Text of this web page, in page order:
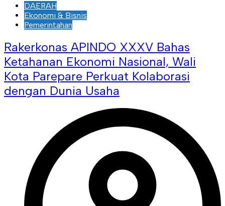
DAERAH
Ekonomi & Bisnis
Pemerintahan
Rakerkonas APINDO XXXV Bahas
Ketahanan Ekonomi Nasional, Wali
Kota Parepare Perkuat Kolaborasi
dengan Dunia Usaha